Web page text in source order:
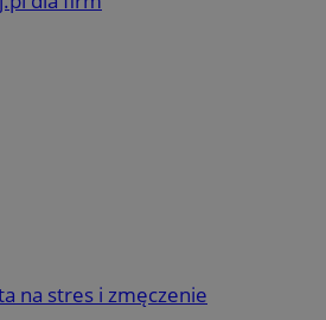
na stres i zmęczenie